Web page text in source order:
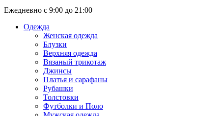
Ежедневно с 9:00 до 21:00
Одежда
Женская одежда
Блузки
Верхняя одежда
Вязаный трикотаж
Джинсы
Платья и сарафаны
Рубашки
Толстовки
Футболки и Поло